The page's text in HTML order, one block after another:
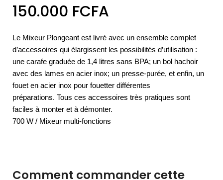
150.000 FCFA
Le Mixeur Plongeant est livré avec un ensemble complet
d’accessoires qui élargissent les possibilités d’utilisation :
une carafe graduée de 1,4 litres sans BPA; un bol hachoir
avec des lames en acier inox; un presse-purée, et enfin, un
fouet en acier inox pour fouetter différentes
préparations. Tous ces accessoires très pratiques sont
faciles à monter et à démonter.
700 W / Mixeur multi-fonctions
Comment commander cette